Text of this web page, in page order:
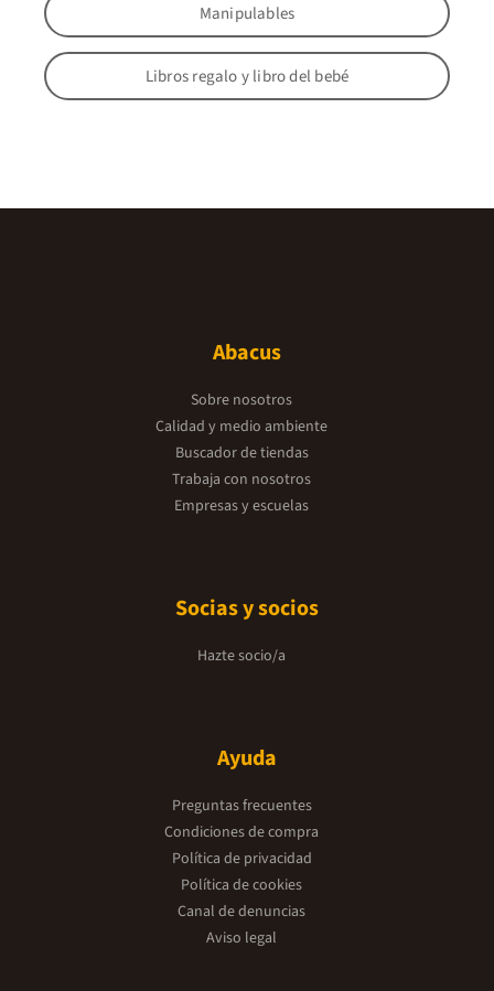
Manipulables
Libros regalo y libro del bebé
Abacus
Sobre nosotros
Calidad y medio ambiente
Buscador de tiendas
Trabaja con nosotros
Empresas y escuelas
Socias y socios
Hazte socio/a
Ayuda
Preguntas frecuentes
Condiciones de compra
Política de privacidad
Política de cookies
Canal de denuncias
Aviso legal